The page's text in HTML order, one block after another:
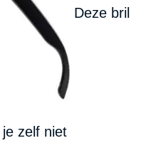
Deze bril
zelf niet